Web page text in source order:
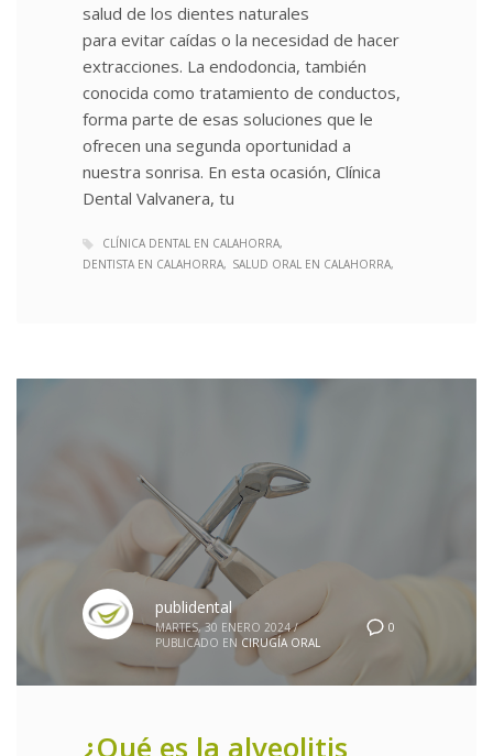
salud de los dientes naturales
para evitar caídas o la necesidad de hacer
extracciones. La endodoncia, también
conocida como tratamiento de conductos,
forma parte de esas soluciones que le
ofrecen una segunda oportunidad a
nuestra sonrisa. En esta ocasión, Clínica
Dental Valvanera, tu
CLÍNICA DENTAL EN CALAHORRA
DENTISTA EN CALAHORRA
SALUD ORAL EN CALAHORRA
0
publidental
MARTES, 30 ENERO 2024 /
PUBLICADO EN CIRUGÍA ORAL
¿Qué es la alveolitis